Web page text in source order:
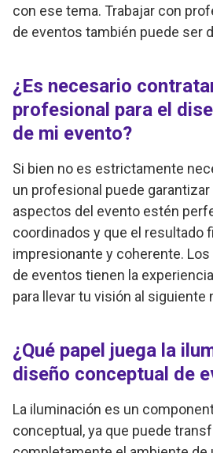
con ese tema. Trabajar con
de eventos también puede ser
¿Es necesario
profesional para el
de mi evento?
Si bien no es estrictamente
un profesional puede
aspectos del evento estén
coordinados y que el resultado
impresionante y coherente.
de eventos tienen la
para llevar tu visión al siguiente
¿Qué papel juega la
diseño conceptual de
La iluminación es un
conceptual, ya que puede